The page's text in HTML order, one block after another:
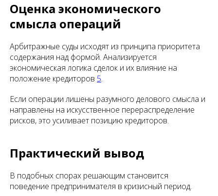
Оценка экономического
смысла операций
Арбитражные суды исходят из принципа приоритета
содержания над формой. Анализируется
экономическая логика сделок и их влияние на
положение кредиторов 5.
Если операции лишены разумного делового смысла и
направлены на искусственное перераспределение
рисков, это усиливает позицию кредиторов.
Практический вывод
В подобных спорах решающим становится
поведение предпринимателя в кризисный период.